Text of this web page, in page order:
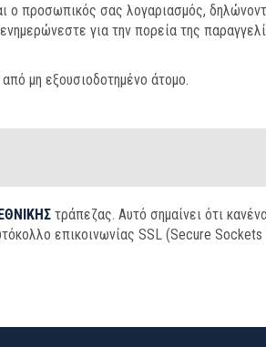
ο προσωπικός σας λογαριασμός,
για την πορεία της
μη εξουσιοδοτημένο άτομο.
τράπεζας. Αυτό σημαίνει ότι
επικοινωνίας SSL (Secure